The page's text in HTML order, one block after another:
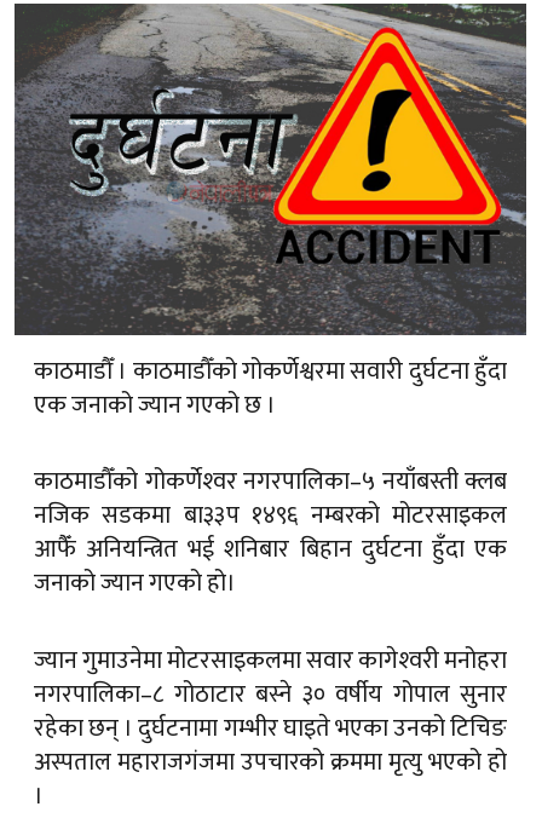
काठमाडौँ । काठमाडौँको गोकर्णेश्वरमा सवारी दुर्घटना हुँदा
एक जनाको ज्यान गएको छ ।
काठमाडौँको गोकर्णेश्‍वर नगरपालिका–५ नयाँबस्ती क्लब
नजिक सडकमा बा३३प १४९६ नम्बरको मोटरसाइकल
आफैँ अनियन्त्रित भई शनिबार बिहान दुर्घटना हुँदा एक
जनाको ज्यान गएको हो।
ज्यान गुमाउनेमा मोटरसाइकलमा सवार कागेश्‍वरी मनोहरा
नगरपालिका–८ गोठाटार बस्ने ३० वर्षीय गोपाल सुनार
रहेका छन् । दुर्घटनामा गम्भीर घाइते भएका उनको टिचिङ
अस्पताल महाराजगंजमा उपचारको क्रममा मृत्यु भएको हो
।